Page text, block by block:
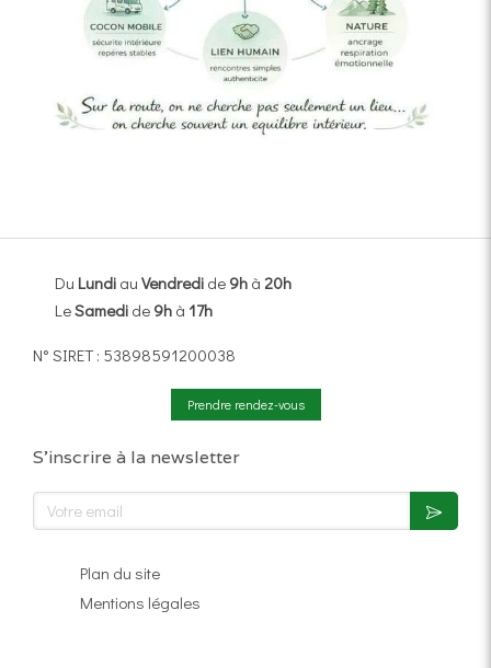
Du Lundi au Vendredi de 9h à 20h
LeSamedi de 9h à 17h
N° SIRET : 53898591200038
Prendre rendez-vous
S'inscrire à la newsletter
Votre email
Plan du site
Mentions légales